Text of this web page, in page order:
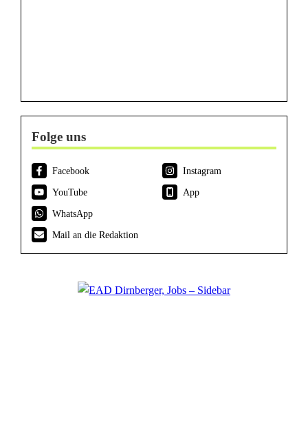
Folge uns
Facebook
Instagram
YouTube
App
WhatsApp
Mail an die Redaktion